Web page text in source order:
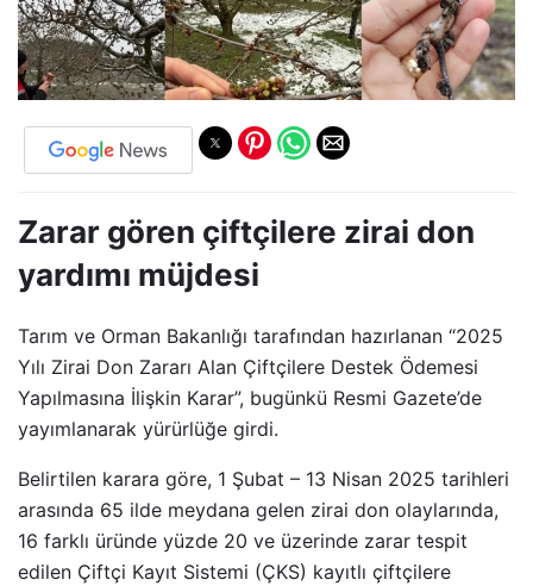
Zarar gören çiftçilere zirai don
yardımı müjdesi
Tarım ve Orman Bakanlığı tarafından hazırlanan “2025
Yılı Zirai Don Zararı Alan Çiftçilere Destek Ödemesi
Yapılmasına İlişkin Karar”, bugünkü Resmi Gazete’de
yayımlanarak yürürlüğe girdi.
Belirtilen karara göre, 1 Şubat – 13 Nisan 2025 tarihleri
arasında 65 ilde meydana gelen zirai don olaylarında,
16 farklı üründe yüzde 20 ve üzerinde zarar tespit
edilen Çiftçi Kayıt Sistemi (ÇKS) kayıtlı çiftçilere